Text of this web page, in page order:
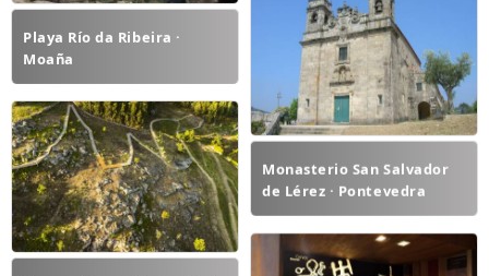
Playa Río da Ribeira ·
Moaña
Monasterio San Salvador
de Lérez · Pontevedra